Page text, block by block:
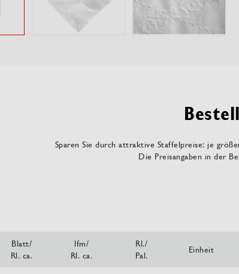
Sparen Sie durch attraktive Staffelpreise: je
Die Preisangaben in der
Blatt/
Rl. ca.
lfm/
Rl. ca.
Rl./
Pal.
Einheit